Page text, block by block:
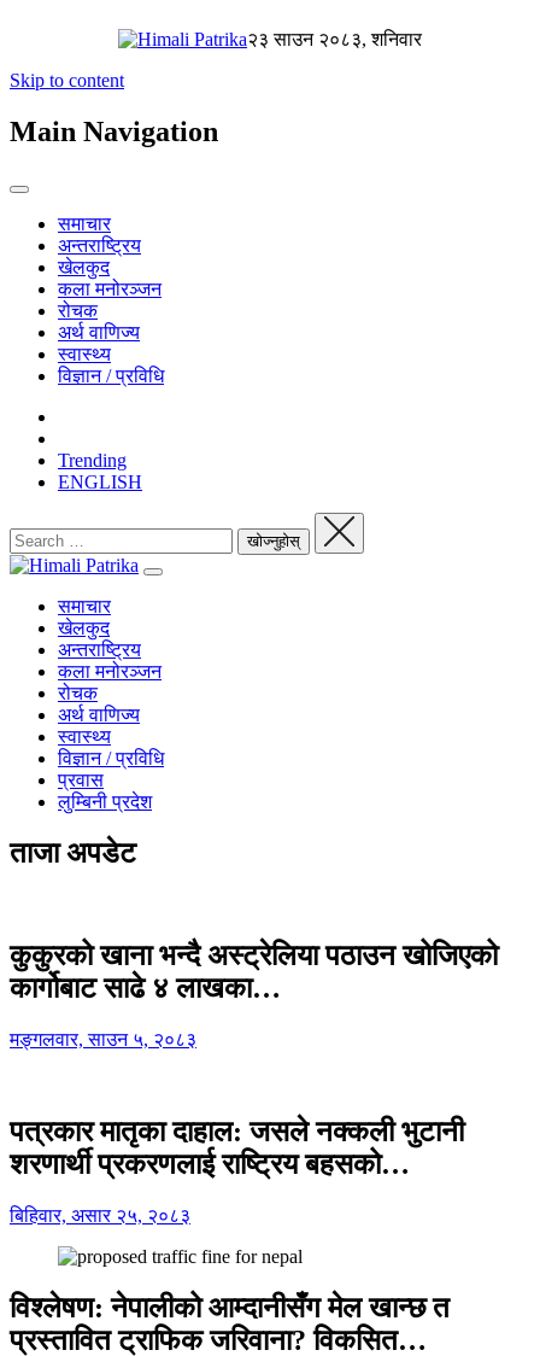
२३ साउन २०८३, शनिवार
Skip to content
Main Navigation
समाचार
अन्तराष्ट्रिय
खेलकुद
कला मनोरञ्जन
रोचक
अर्थ वाणिज्य
स्वास्थ्य
विज्ञान / प्रविधि
Trending
ENGLISH
समाचार
खेलकुद
अन्तराष्ट्रिय
कला मनोरञ्जन
रोचक
अर्थ वाणिज्य
स्वास्थ्य
विज्ञान / प्रविधि
प्रवास
लुम्बिनी प्रदेश
ताजा अपडेट
कुकुरको खाना भन्दै अस्ट्रेलिया पठाउन खोजिएको
कार्गोबाट साढे ४ लाखका…
मङ्गलवार, साउन ५, २०८३
पत्रकार मातृका दाहाल: जसले नक्कली भुटानी
शरणार्थी प्रकरणलाई राष्ट्रिय बहसको…
बिहिवार, असार २५, २०८३
विश्लेषण: नेपालीको आम्दानीसँग मेल खान्छ त
प्रस्तावित ट्राफिक जरिवाना? विकसित…